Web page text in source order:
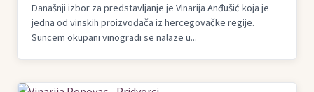
Današnji izbor za predstavljanje je Vinarija Anđušić koja je
jedna od vinskih proizvođača iz hercegovačke regije.
Suncem okupani vinogradi se nalaze u...